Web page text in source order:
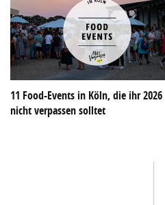
11 Food-Events in Köln, die ihr 2026
nicht verpassen solltet